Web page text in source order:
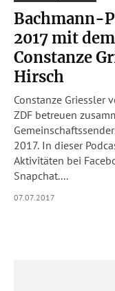
Bachmann-
2017 mit
Constanze
Hirsch
Constanze Griessler
ZDF betreuen
2017. In dieser
Aktivitäten bei
Snapchat....
07.07.2017